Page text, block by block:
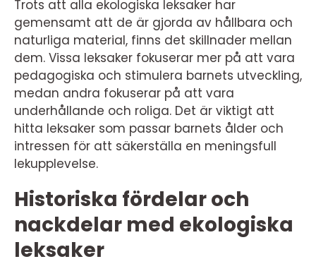
Trots att alla ekologiska leksaker har
gemensamt att de är gjorda av hållbara och
naturliga material, finns det skillnader mellan
dem. Vissa leksaker fokuserar mer på att vara
pedagogiska och stimulera barnets utveckling,
medan andra fokuserar på att vara
underhållande och roliga. Det är viktigt att
hitta leksaker som passar barnets ålder och
intressen för att säkerställa en meningsfull
lekupplevelse.
Historiska fördelar och
nackdelar med ekologiska
leksaker